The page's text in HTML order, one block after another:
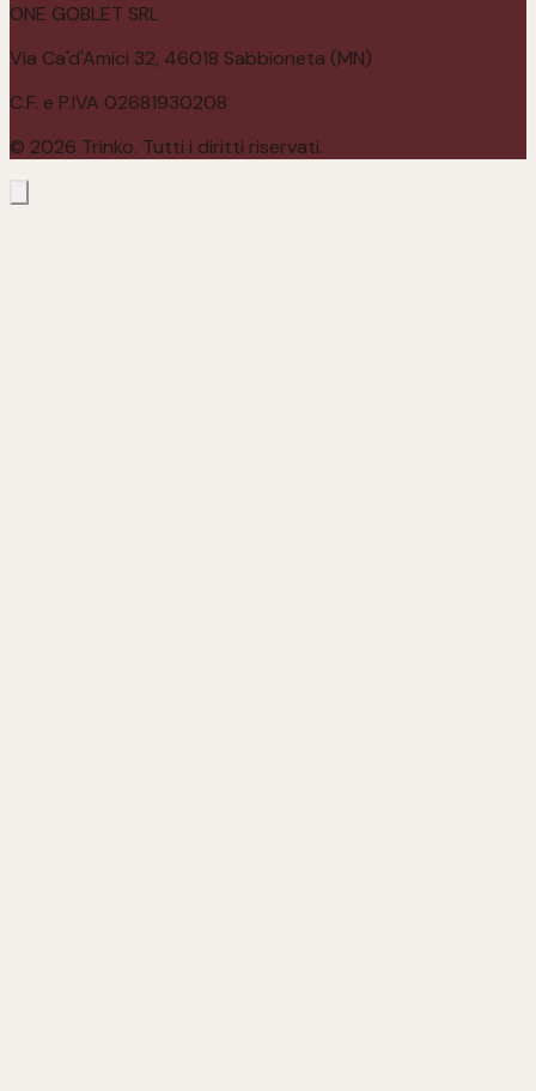
ONE GOBLET SRL
Via Ca'd'Amici 32, 46018 Sabbioneta (MN)
C.F. e P.IVA 02681930208
© 2026 Trinko. Tutti i diritti riservati.